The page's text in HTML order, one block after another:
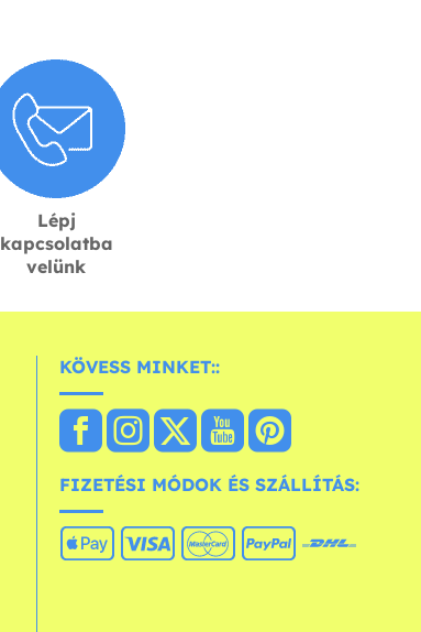
Lépj
kapcsolatba
velünk
KÖVESS MINKET::
FIZETÉSI MÓDOK ÉS SZÁLLÍTÁS: